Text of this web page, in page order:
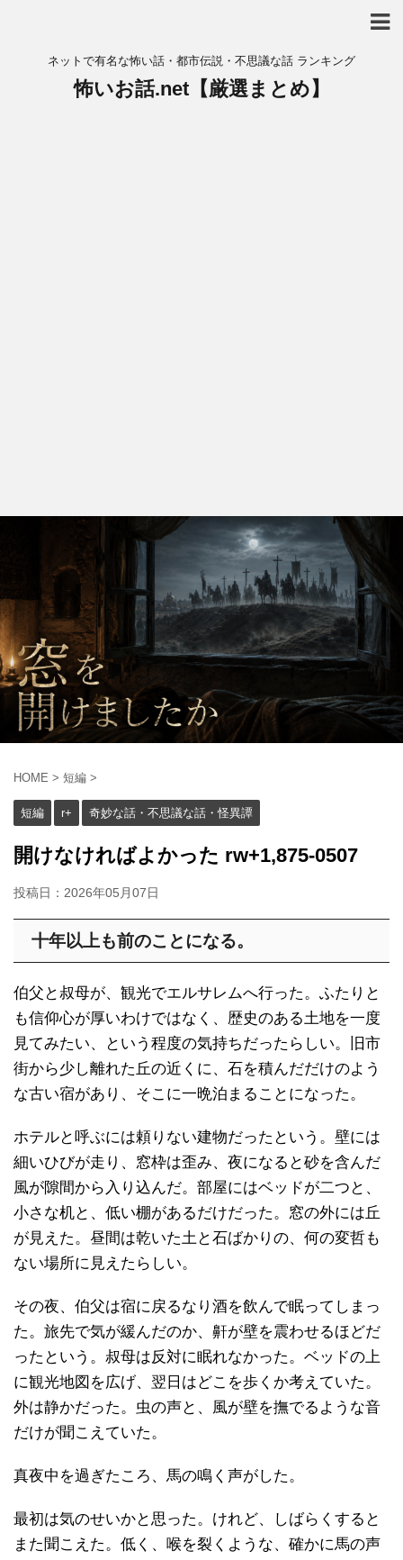
ネットで有名な怖い話・都市伝説・不思議な話 ランキング
怖いお話.net【厳選まとめ】
HOME > 短編 >
短編 r+ 奇妙な話・不思議な話・怪異譚
開けなければよかった rw+1,875-0507
投稿日： 2026年05月07日
十年以上も前のことになる。
伯父と叔母が、観光でエルサレムへ行った。ふたりと
も信仰心が厚いわけではなく、歴史のある土地を一度
見てみたい、という程度の気持ちだったらしい。旧市
街から少し離れた丘の近くに、石を積んだだけのよう
な古い宿があり、そこに一晩泊まることになった。
ホテルと呼ぶには頼りない建物だったという。壁には
細いひびが走り、窓枠は歪み、夜になると砂を含んだ
風が隙間から入り込んだ。部屋にはベッドが二つと、
小さな机と、低い棚があるだけだった。窓の外には丘
が見えた。昼間は乾いた土と石ばかりの、何の変哲も
ない場所に見えたらしい。
その夜、伯父は宿に戻るなり酒を飲んで眠ってしまっ
た。旅先で気が緩んだのか、鼾が壁を震わせるほどだ
ったという。叔母は反対に眠れなかった。ベッドの上
に観光地図を広げ、翌日はどこを歩くか考えていた。
外は静かだった。虫の声と、風が壁を撫でるような音
だけが聞こえていた。
真夜中を過ぎたころ、馬の鳴く声がした。
最初は気のせいかと思った。けれど、しばらくすると
また聞こえた。低く、喉を裂くような、確かに馬の声